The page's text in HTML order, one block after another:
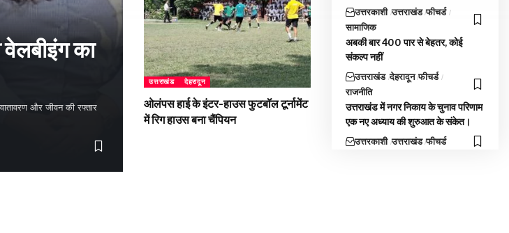
वेलबीइंग का
और जीवन की रफ्तार
उत्तराखंड देहरादून
ओलंपस हाई के इंटर-हाउस फुटबॉल टूर्नामेंट
में रिग हाउस बना चैंपियन
उत्तरकाशी उत्तराखंड फीचर्ड
सामाजिक
अबकी बार 400 पार से बेहतर, कोई
संकल्प नहीं
उत्तराखंड देहरादून फीचर्ड
राजनीति
उत्तराखंड में नगर निकाय के चुनाव परिणाम
एक नए अध्याय की शुरुआत के संकेत।
उत्तरकाशी उत्तराखंड फीचर्ड